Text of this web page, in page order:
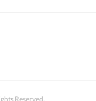
Reserved.